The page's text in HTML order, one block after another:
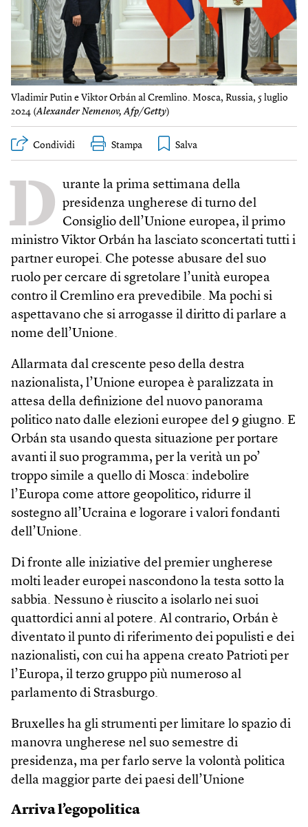
Vladimir Putin e Viktor Orbán al Cremlino. Mosca, Russia, 5 luglio
2024 (Alexander Nemenov, Afp/Getty)
Condividi Stampa
D urante la prima settimana della
presidenza ungherese di turno del
Consiglio dell’Unione europea, il primo
ministro Viktor Orbán ha lasciato sconcertati tutti i
partner europei. Che potesse abusare del suo
ruolo per cercare di sgretolare l’unità europea
contro il Cremlino era prevedibile. Ma pochi si
aspettavano che si arrogasse il diritto di parlare a
nome dell’Unione.
Allarmata dal crescente peso della destra
nazionalista, l’Unione europea è paralizzata in
attesa della definizione del nuovo panorama
politico nato dalle elezioni europee del 9 giugno. E
Orbán sta usando questa situazione per portare
avanti il suo programma, per la verità un po’
troppo simile a quello di Mosca: indebolire
l’Europa come attore geopolitico, ridurre il
sostegno all’Ucraina e logorare i valori fondanti
dell’Unione.
Di fronte alle iniziative del premier ungherese
molti leader europei nascondono la testa sotto la
sabbia. Nessuno è riuscito a isolarlo nei suoi
quattordici anni al potere. Al contrario, Orbán è
diventato il punto di riferimento dei populisti e dei
nazionalisti, con cui ha appena creato Patrioti per
l’Europa, il terzo gruppo più numeroso al
parlamento di Strasburgo.
Bruxelles ha gli strumenti per limitare lo spazio di
manovra ungherese nel suo semestre di
presidenza, ma per farlo serve la volontà politica
della maggior parte dei paesi dell’Unione
Arriva l’egopolitica